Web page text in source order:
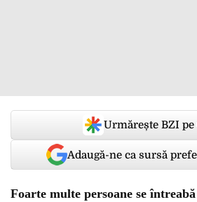
Urmărește BZI pe
Adaugă-ne ca sursă
Foarte multe persoane se